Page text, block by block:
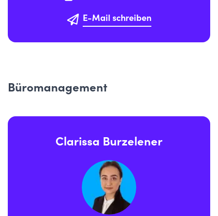
E-Mail schreiben
Büromanagement
Clarissa Burzelener